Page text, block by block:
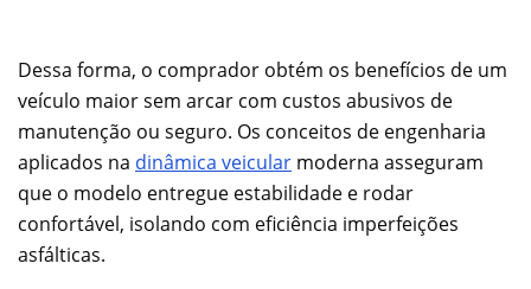
Dessa forma, o comprador obtém os benefícios de um
veículo maior sem arcar com custos abusivos de
manutenção ou seguro. Os conceitos de engenharia
aplicados na dinâmica veicular moderna asseguram
que o modelo entregue estabilidade e rodar
confortável, isolando com eficiência imperfeições
asfálticas.